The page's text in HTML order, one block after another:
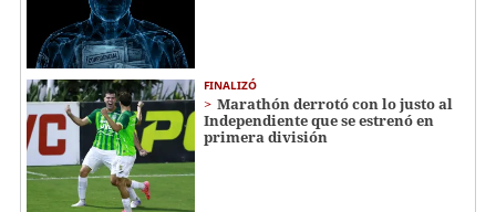
FINALIZÓ
Marathón derrotó con lo justo al
Independiente que se estrenó en
primera división